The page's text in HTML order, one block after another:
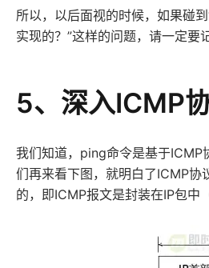
所以，以后面视的时候，如果碰
实现的？”这样的问题，请一定要
5、深入ICMP
我们知道，ping命令是基于ICMP
们再来看下图，就明白了ICMP协
的，即ICMP报文是封装在IP包中